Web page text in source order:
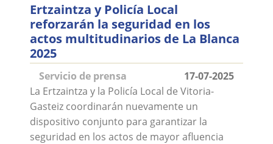
Ertzaintza y Policía Local
reforzarán la seguridad en los
actos multitudinarios de La Blanca
2025
Servicio de prensa
17-07-2025
La Ertzaintza y la Policía Local de Vitoria-
Gasteiz coordinarán nuevamente un
dispositivo conjunto para garantizar la
seguridad en los actos de mayor afluencia